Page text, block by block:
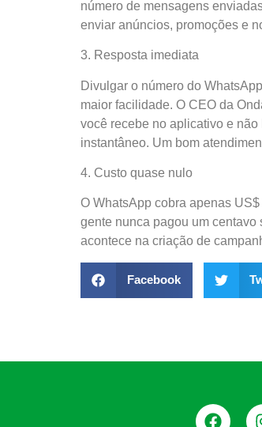
número de mensagens
enviar anúncios, promoções e
3. Resposta imediata
Divulgar o número do
maior facilidade. O CEO da
você recebe no aplicativo e
instantâneo. Um bom
4. Custo quase nulo
O WhatsApp cobra apenas
gente nunca pagou um
acontece na criação de
Facebook